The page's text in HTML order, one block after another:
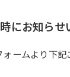
にお知ら
ームより下